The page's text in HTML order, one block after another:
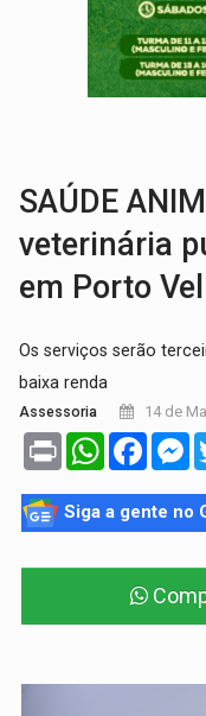
VULGO
SAÚDE
veterinária
em Porto
Os serviços serão
baixa renda
Assessoria 14 de
Print WhatsApp
Siga a gente no